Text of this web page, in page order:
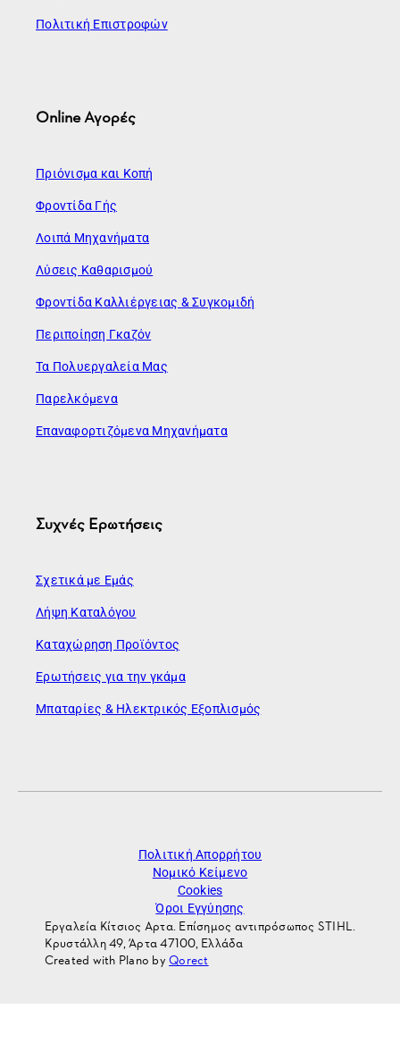
Πολιτική Επιστροφών
Online Αγορές
Πριόνισμα και Κοπή
Φροντίδα Γής
Λοιπά Μηχανήματα
Λύσεις Καθαρισμού
Φροντίδα Καλλιέργειας & Συγκομιδή
Περιποίηση Γκαζόν
Τα Πολυεργαλεία Μας
Παρελκόμενα
Επαναφορτιζόμενα Μηχανήματα
Συχνές Ερωτήσεις
Σχετικά με Εμάς
Λήψη Καταλόγου
Καταχώρηση Προϊόντος
Ερωτήσεις για την γκάμα
Μπαταρίες & Ηλεκτρικός Εξοπλισμός
Πολιτική Απορρήτου
Νομικό Κείμενο
Cookies
Όροι Εγγύησης
Εργαλεία Κίτσιος Αρτα. Επίσημος αντιπρόσωπος STIHL.
Κρυστάλλη 49, Άρτα 47100, Ελλάδα
Created with Plano byQorect